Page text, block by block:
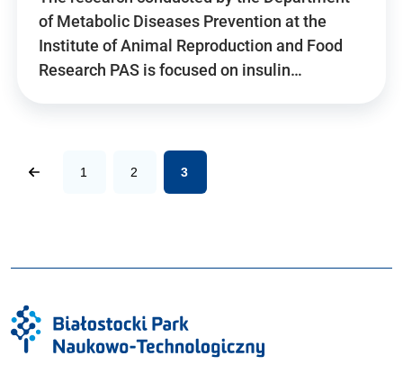
of Metabolic Diseases Prevention at the
Institute of Animal Reproduction and Food
Research PAS is focused on insulin…
1 2 3